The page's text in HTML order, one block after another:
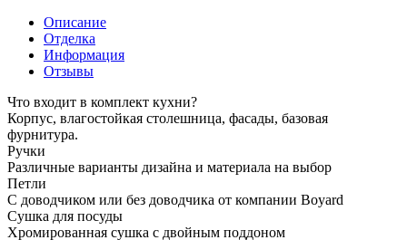
Описание
Отделка
Информация
Отзывы
Что входит в комплект кухни?
Корпус, влагостойкая столешница, фасады, базовая
фурнитура.
Ручки
Различные варианты дизайна и материала на выбор
Петли
С доводчиком или без доводчика от компании Boyard
Сушка для посуды
Хромированная сушка с двойным поддоном